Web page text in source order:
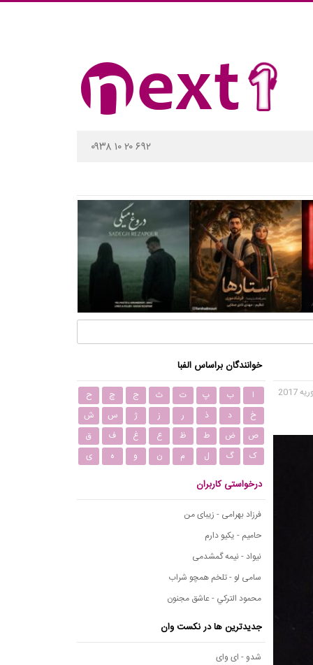
۰۹۳۸ ۱۰ ۲۰ ۶۹۲
خوانندگان براساس الفبا
ا ب پ ت ث ج چ
ح
خ
د ذ ر ز ژ س
ش
ص
ض ط ظ ع غ ف
ق
ک
گ ل م ن و ه ی
درخواستی کاربران
فرزاد بهرامی - زیبای من
حامیم - یکیو دارم
نیواد - نیمه گمشدمی
سامی لو - تلخم همچو شراب
محمود التركي - عاشق مجنون
جدیدترین ها در نکست وان
شدو - ای وای